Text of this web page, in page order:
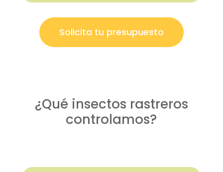
Solicita tu presupuesto
¿Qué insectos rastreros
controlamos?